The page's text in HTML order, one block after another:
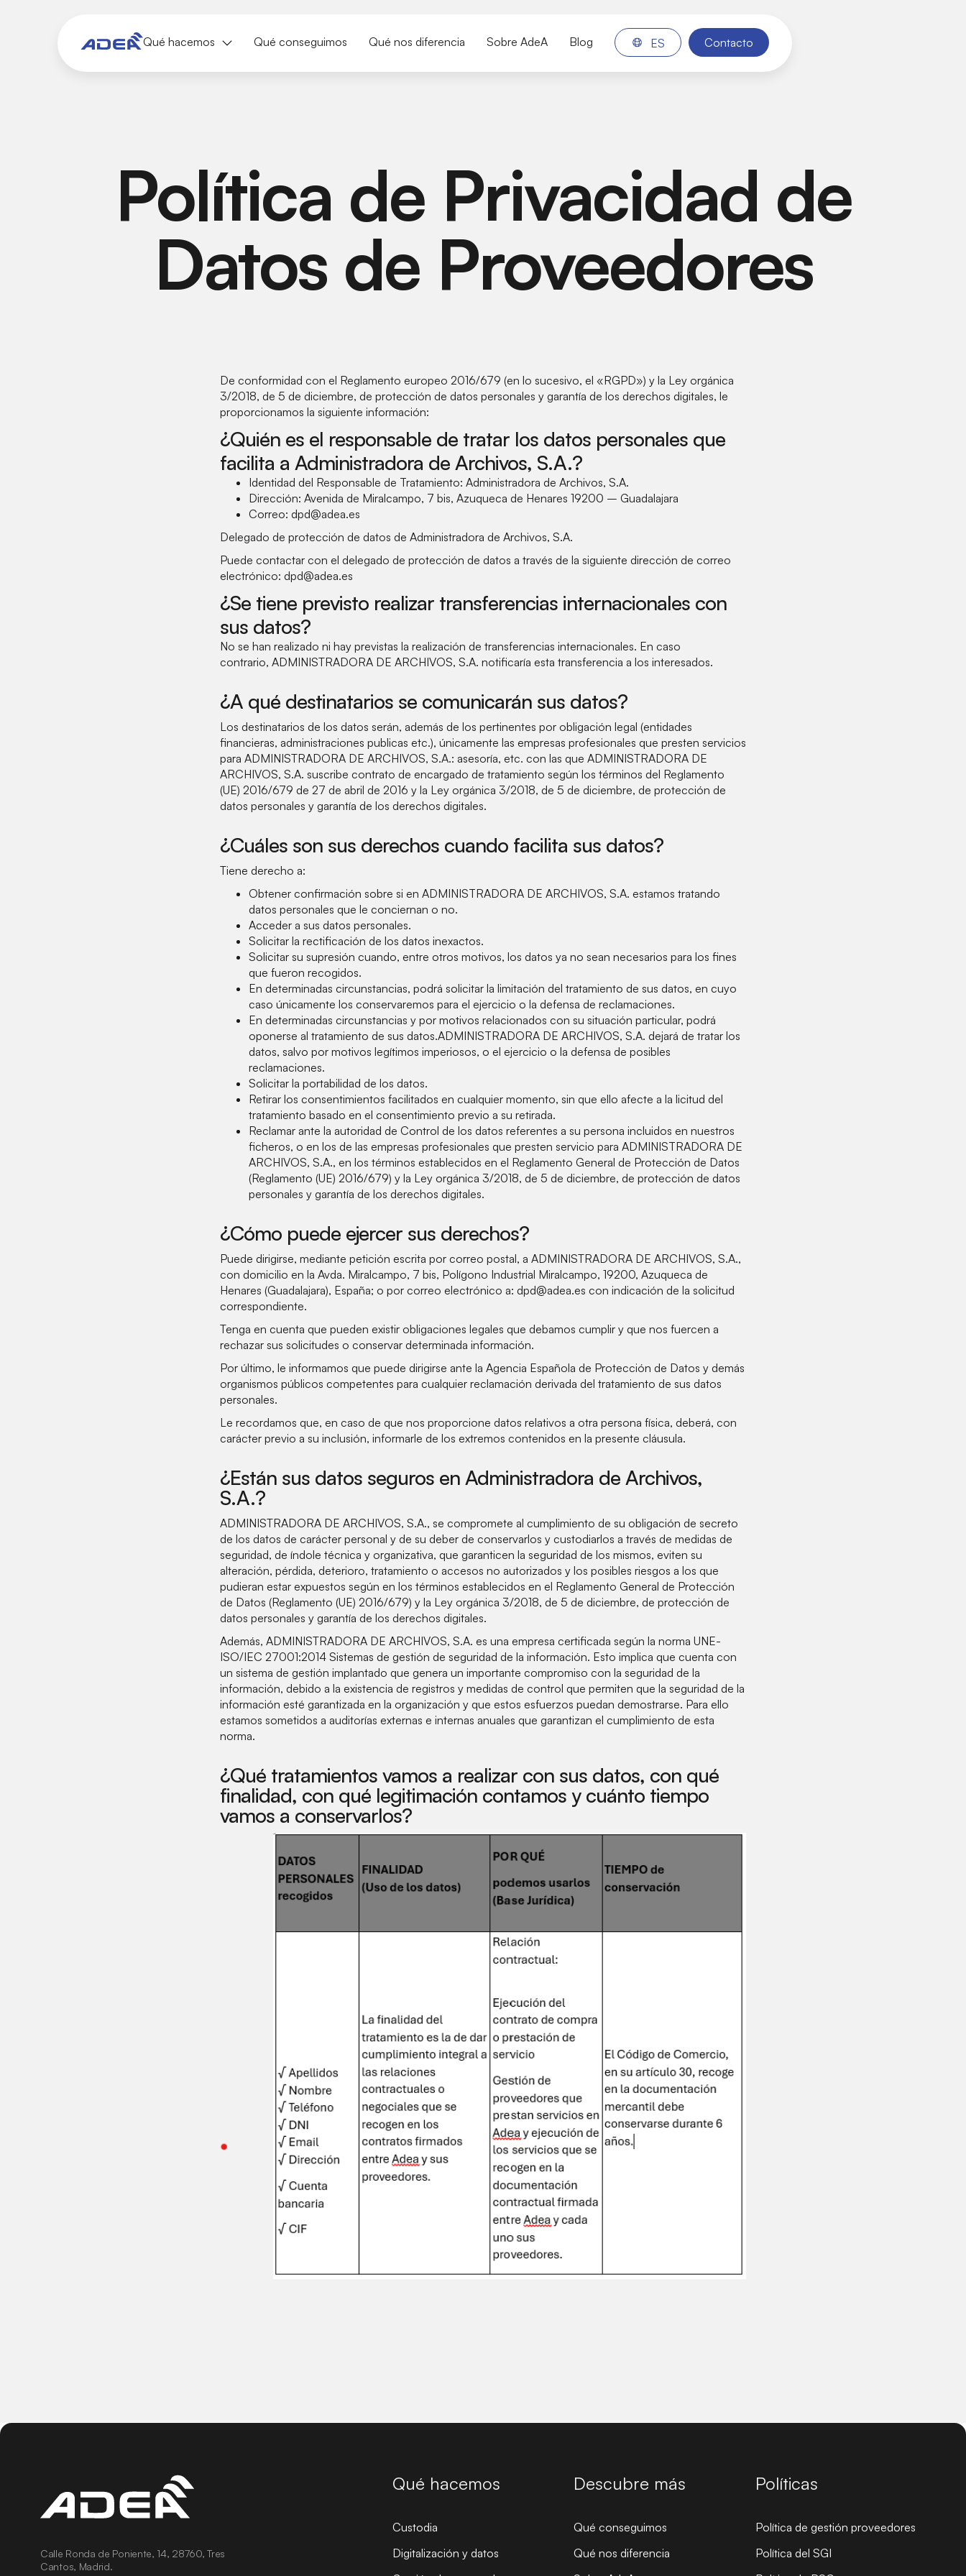
Qué hacemos Qué conseguimos Qué nos diferencia Sobre AdeA Blog ES Contacto
Política de Privacidad de
Datos de Proveedores
De conformidad con el Reglamento europeo 2016/679 (en lo sucesivo, el «RGPD») y la Ley orgánica
3/2018, de 5 de diciembre, de protección de datos personales y garantía de los derechos digitales, le
proporcionamos la siguiente información:
¿Quién es el responsable de tratar los datos personales que
facilita a Administradora de Archivos, S.A.?
Identidad del Responsable de Tratamiento: Administradora de Archivos, S.A.
Dirección: Avenida de Miralcampo, 7 bis, Azuqueca de Henares 19200 – Guadalajara
Correo: dpd@adea.es
Delegado de protección de datos de Administradora de Archivos, S.A.
Puede contactar con el delegado de protección de datos a través de la siguiente dirección de correo
electrónico: dpd@adea.es
¿Se tiene previsto realizar transferencias internacionales con
sus datos?
No se han realizado ni hay previstas la realización de transferencias internacionales. En caso
contrario, ADMINISTRADORA DE ARCHIVOS, S.A. notificaría esta transferencia a los interesados.
¿A qué destinatarios se comunicarán sus datos?
Los destinatarios de los datos serán, además de los pertinentes por obligación legal (entidades
financieras, administraciones publicas etc.), únicamente las empresas profesionales que presten servicios
para ADMINISTRADORA DE ARCHIVOS, S.A.: asesoría, etc. con las que ADMINISTRADORA DE
ARCHIVOS, S.A. suscribe contrato de encargado de tratamiento según los términos del Reglamento
(UE) 2016/679 de 27 de abril de 2016 y la Ley orgánica 3/2018, de 5 de diciembre, de protección de
datos personales y garantía de los derechos digitales.
¿Cuáles son sus derechos cuando facilita sus datos?
Tiene derecho a:
Obtener confirmación sobre si en ADMINISTRADORA DE ARCHIVOS, S.A. estamos tratando
datos personales que le conciernan o no.
Acceder a sus datos personales.
Solicitar la rectificación de los datos inexactos.
Solicitar su supresión cuando, entre otros motivos, los datos ya no sean necesarios para los fines
que fueron recogidos.
En determinadas circunstancias, podrá solicitar la limitación del tratamiento de sus datos, en cuyo
caso únicamente los conservaremos para el ejercicio o la defensa de reclamaciones.
En determinadas circunstancias y por motivos relacionados con su situación particular, podrá
oponerse al tratamiento de sus datos.ADMINISTRADORA DE ARCHIVOS, S.A. dejará de tratar los
datos, salvo por motivos legítimos imperiosos, o el ejercicio o la defensa de posibles
reclamaciones.
Solicitar la portabilidad de los datos.
Retirar los consentimientos facilitados en cualquier momento, sin que ello afecte a la licitud del
tratamiento basado en el consentimiento previo a su retirada.
Reclamar ante la autoridad de Control de los datos referentes a su persona incluidos en nuestros
ficheros, o en los de las empresas profesionales que presten servicio para ADMINISTRADORA DE
ARCHIVOS, S.A., en los términos establecidos en el Reglamento General de Protección de Datos
(Reglamento (UE) 2016/679) y la Ley orgánica 3/2018, de 5 de diciembre, de protección de datos
personales y garantía de los derechos digitales.
¿Cómo puede ejercer sus derechos?
Puede dirigirse, mediante petición escrita por correo postal, a ADMINISTRADORA DE ARCHIVOS, S.A.,
con domicilio en la Avda. Miralcampo, 7 bis, Polígono Industrial Miralcampo, 19200, Azuqueca de
Henares (Guadalajara), España; o por correo electrónico a: dpd@adea.es con indicación de la solicitud
correspondiente.
Tenga en cuenta que pueden existir obligaciones legales que debamos cumplir y que nos fuercen a
rechazar sus solicitudes o conservar determinada información.
Por último, le informamos que puede dirigirse ante la Agencia Española de Protección de Datos y demás
organismos públicos competentes para cualquier reclamación derivada del tratamiento de sus datos
personales.
Le recordamos que, en caso de que nos proporcione datos relativos a otra persona física, deberá, con
carácter previo a su inclusión, informarle de los extremos contenidos en la presente cláusula.
¿Están sus datos seguros en Administradora de Archivos,
S.A.?
ADMINISTRADORA DE ARCHIVOS, S.A., se compromete al cumplimiento de su obligación de secreto
de los datos de carácter personal y de su deber de conservarlos y custodiarlos a través de medidas de
seguridad, de índole técnica y organizativa, que garanticen la seguridad de los mismos, eviten su
alteración, pérdida, deterioro, tratamiento o accesos no autorizados y los posibles riesgos a los que
pudieran estar expuestos según en los términos establecidos en el Reglamento General de Protección
de Datos (Reglamento (UE) 2016/679) y la Ley orgánica 3/2018, de 5 de diciembre, de protección de
datos personales y garantía de los derechos digitales.
Además, ADMINISTRADORA DE ARCHIVOS, S.A. es una empresa certificada según la norma UNE-
ISO/IEC 27001:2014 Sistemas de gestión de seguridad de la información. Esto implica que cuenta con
un sistema de gestión implantado que genera un importante compromiso con la seguridad de la
información, debido a la existencia de registros y medidas de control que permiten que la seguridad de la
información esté garantizada en la organización y que estos esfuerzos puedan demostrarse. Para ello
estamos sometidos a auditorías externas e internas anuales que garantizan el cumplimiento de esta
norma.
¿Qué tratamientos vamos a realizar con sus datos, con qué
finalidad, con qué legitimación contamos y cuánto tiempo
vamos a conservarlos?
Calle Ronda de Poniente, 14, 28760, Tres
Cantos, Madrid.
Qué hacemos
Custodia
Digitalización y datos
Descubre más
Qué conseguimos
Qué nos diferencia
Políticas
Política de gestión proveedores
Política del SGI